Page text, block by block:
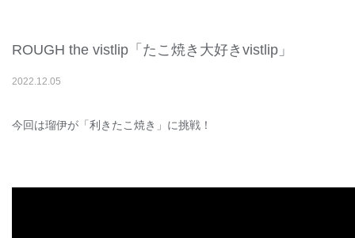
ROUGH the vistlip「たこ焼き大好きvistlip」
2022.12.05
今回は瑠伊が「利きたこ焼き」に挑戦！